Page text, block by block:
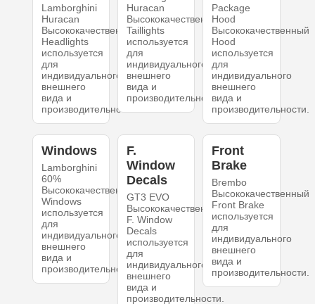
Lamborghini
Huracan
Высококачественный
Headlights
используется
для
индивидуального
внешнего
вида и
производительности.
Huracan
Высококачественный
Taillights
используется
для
индивидуального
внешнего
вида и
производительности.
Package
Hood
Высококачественный
Hood
используется
для
индивидуального
внешнего
вида и
производительности.
Windows
Lamborghini
60%
Высококачественный
Windows
используется
для
индивидуального
внешнего
вида и
производительности.
F.
Window
Decals
GT3 EVO
Высококачественный
F. Window
Decals
используется
для
индивидуального
внешнего
вида и
производительности.
Front
Brake
Brembo
Высококачественный
Front Brake
используется
для
индивидуального
внешнего
вида и
производительности.